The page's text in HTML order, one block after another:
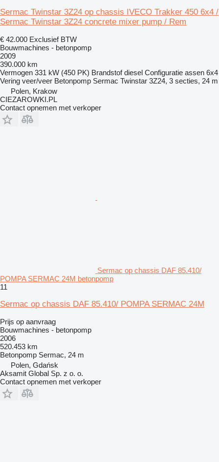
Sermac Twinstar 3Z24 op chassis IVECO Trakker 450 6x4 /
Sermac Twinstar 3Z24 concrete mixer pump / Rem
€ 42.000 Exclusief BTW
Bouwmachines - betonpomp
2009
390.000 km
Vermogen 331 kW (450 PK) Brandstof diesel Configuratie assen 6x4
Vering veer/veer Betonpomp Sermac Twinstar 3Z24, 3 secties, 24 m
Polen, Krakow
CIEZAROWKI.PL
Contact opnemen met verkoper
Sermac op chassis DAF 85.410/
POMPA SERMAC 24M betonpomp
11
Sermac op chassis DAF 85.410/ POMPA SERMAC 24M
Prijs op aanvraag
Bouwmachines - betonpomp
2006
520.453 km
Betonpomp Sermac, 24 m
Polen, Gdańsk
Aksamit Global Sp. z o. o.
Contact opnemen met verkoper